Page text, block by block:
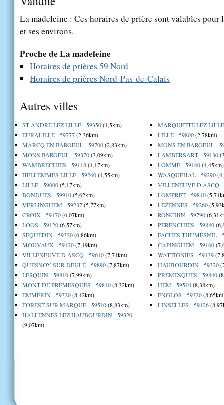
La madeleine : Ces horaires de prière sont valables
et ses environs.
Proche de La madeleine
Horaires de prières 59 Nord
Horaires de prières Nord-Pas-de-Calais
Autres villes
ST ANDRE LEZ LILLE - 59350(1,5km)
EURALILLE - 59777(2,36km)
MARCQ EN BAROEUL - 59700(2,83km)
MONS BAROEUL - 59370(3,09km)
WAMBRECHIES - 59118(4,17km)
HELLEMMES LILLE - 59260(4,55km)
LILLE - 59000(5,17km)
BONDUES - 59910(5,62km)
VERLINGHEM - 59237(5,77km)
CROIX - 59170(6,07km)
LOOS - 59120(6,57km)
SEQUEDIN - 59320(6,86km)
MOUVAUX - 59420(7,19km)
VILLENEUVE D ASCQ - 59640(7,71km)
QUESNOY SUR DEULE - 59890(7,87km)
LESQUIN - 59810(7,99km)
MONT DE PREMESQUES - 59840(8,32km)
EMMERIN - 59320(8,42km)
FOREST SUR MARQUE - 59510(8,83km)
HALLENNES LEZ HAUBOURDIN - 59320
(9,07km)
MARQUETTE LEZ
LILLE - 59800(2,78km)
MONS EN BAROEUL -
LAMBERSART - 59130
LOMME - 59160(4,45km)
WASQUEHAL - 59290
VILLENEUVE D ASCQ -
LOMPRET - 59840
LEZENNES - 59260
RONCHIN - 59790
PERENCHIES - 59840
FACHES THUMESNIL -
CAPINGHEM - 59160
WATTIGNIES - 59139
HAUBOURDIN - 59320
PREMESQUES - 59840
HEM - 59510(8,38km)
ENGLOS - 59320
LINSELLES - 59126